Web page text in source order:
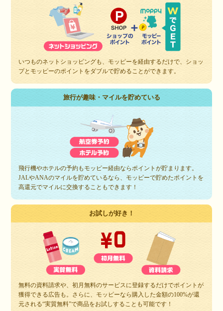
いつものネットショッピングも、モッピーを経由するだけで、ショッ
プとモッピーのポイントをダブルで貯めることができます。
旅行が趣味・マイルを貯めている
飛行機やホテルの予約もモッピー経由ならポイントが貯まります。
JALやANAのマイルを貯めているなら、モッピーで貯めたポイントを
高還元でマイルに交換することもできます！
お試しが好き！
無料の資料請求や、初月無料のサービスに登録するだけでポイントが
獲得できる広告も。さらに、モッピーなら購入した金額の100%が還
元される“実質無料”で商品をお試しすることも可能です！